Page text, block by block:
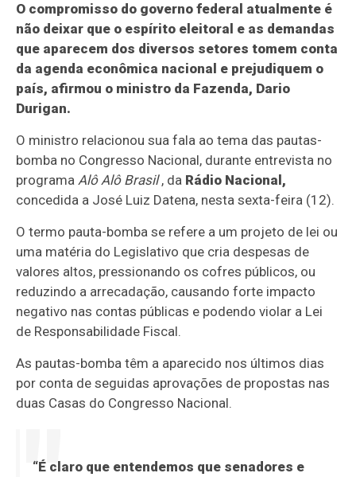
O compromisso do governo federal atualmente é
não deixar que o espírito eleitoral e as demandas
que aparecem dos diversos setores tomem conta
da agenda econômica nacional e prejudiquem o
país, afirmou o ministro da Fazenda, Dario
Durigan.
O ministro relacionou sua fala ao tema das pautas-
bomba no Congresso Nacional, durante entrevista no
programaAlô Alô Brasil, da Rádio Nacional,
concedida a José Luiz Datena, nesta sexta-feira (12).
O termo pauta-bomba se refere a um projeto de lei ou
uma matéria do Legislativo que cria despesas de
valores altos, pressionando os cofres públicos, ou
reduzindo a arrecadação, causando forte impacto
negativo nas contas públicas e podendo violar a Lei
de Responsabilidade Fiscal.
As pautas-bomba têm a aparecido nos últimos dias
por conta de seguidas aprovações de propostas nas
duas Casas do Congresso Nacional.
“É claro que entendemos que senadores e